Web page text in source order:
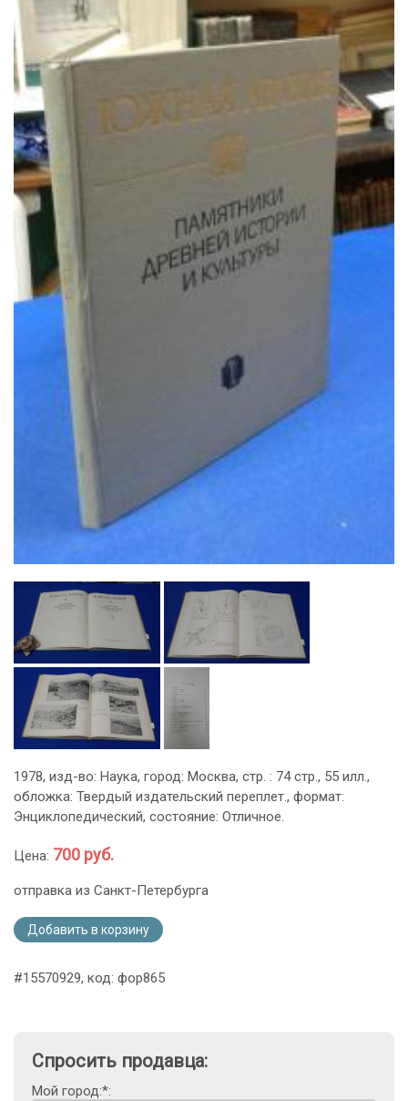
1978, изд-во: Наука, город: Москва, стр. : 74 стр., 55 илл.,
обложка: Твердый издательский переплет., формат:
Энциклопедический, состояние: Отличное.
Цена: 700 руб.
отправка из Санкт-Петербурга
Добавить в корзину
#15570929, код: фор865
Спросить продавца:
Мой город:*: